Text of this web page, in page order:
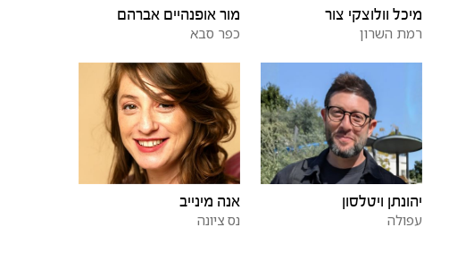
מיכל וולוצקי צור
רמת השרון
מור אופנהיים אברהם
כפר סבא
יהונתן ויטלסון
עפולה
אנה מינייב
נס ציונה